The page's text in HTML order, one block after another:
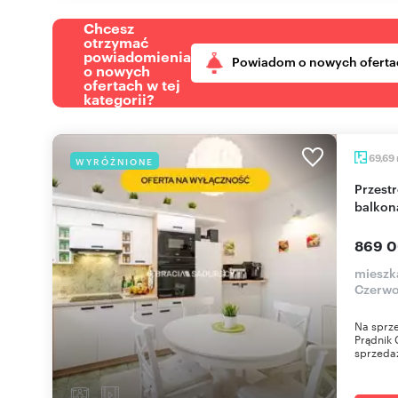
Chcesz
otrzymać
powiadomienia
o nowych
ofertach w tej
kategorii?
Powiadom o nowych
WYRÓŻNIONE 69,69
Przestronne 3-pokojowe mieszkanie 70 m² z
869
Na
Prądnik